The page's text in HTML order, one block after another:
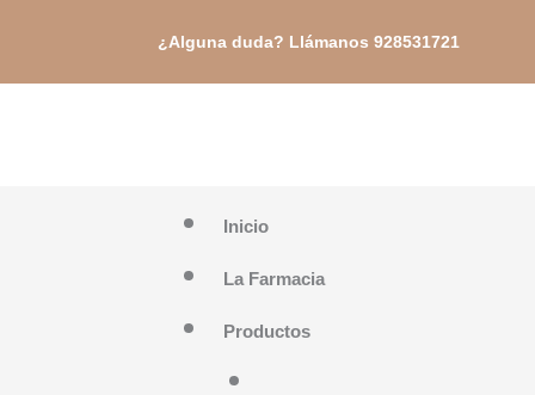
¿Alguna duda? Llámanos 928531721
Inicio
La Farmacia
Productos